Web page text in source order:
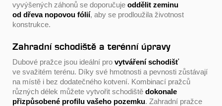
vyvýšených záhonů se doporučuje oddělit zeminu
od dřeva nopovou fólií, aby se prodloužila životnost
konstrukce.
Zahradní schodiště a terénní úpravy
Dubové pražce jsou ideální pro vytváření schodišť
ve svažitém terénu. Díky své hmotnosti a pevnosti zůstávají
na místě i bez dodatečného kotvení. Kombinací pražců
různých délek můžete vytvořit schodiště dokonale
přizpůsobené profilu vašeho pozemku. Zahradní pražce